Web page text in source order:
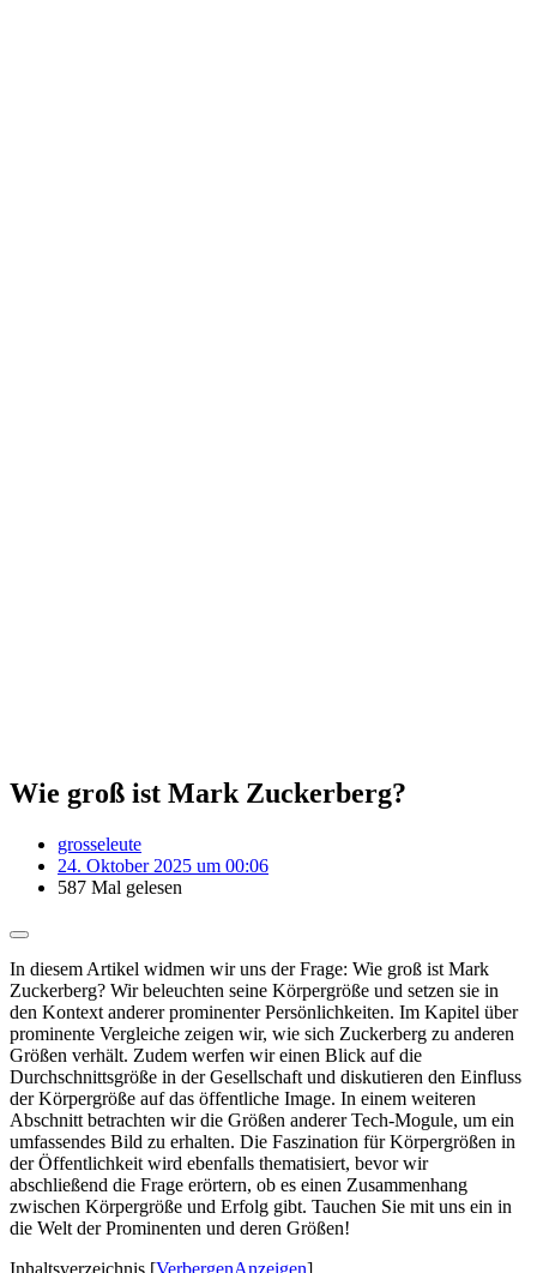
Wie groß ist Mark Zuckerberg?
grosseleute
24. Oktober 2025 um 00:06
587 Mal gelesen
In diesem Artikel widmen wir uns der Frage: Wie groß ist Mark
Zuckerberg? Wir beleuchten seine Körpergröße und setzen sie in
den Kontext anderer prominenter Persönlichkeiten. Im Kapitel über
prominente Vergleiche zeigen wir, wie sich Zuckerberg zu anderen
Größen verhält. Zudem werfen wir einen Blick auf die
Durchschnittsgröße in der Gesellschaft und diskutieren den Einfluss
der Körpergröße auf das öffentliche Image. In einem weiteren
Abschnitt betrachten wir die Größen anderer Tech-Mogule, um ein
umfassendes Bild zu erhalten. Die Faszination für Körpergrößen in
der Öffentlichkeit wird ebenfalls thematisiert, bevor wir
abschließend die Frage erörtern, ob es einen Zusammenhang
zwischen Körpergröße und Erfolg gibt. Tauchen Sie mit uns ein in
die Welt der Prominenten und deren Größen!
Inhaltsverzeichnis [VerbergenAnzeigen]